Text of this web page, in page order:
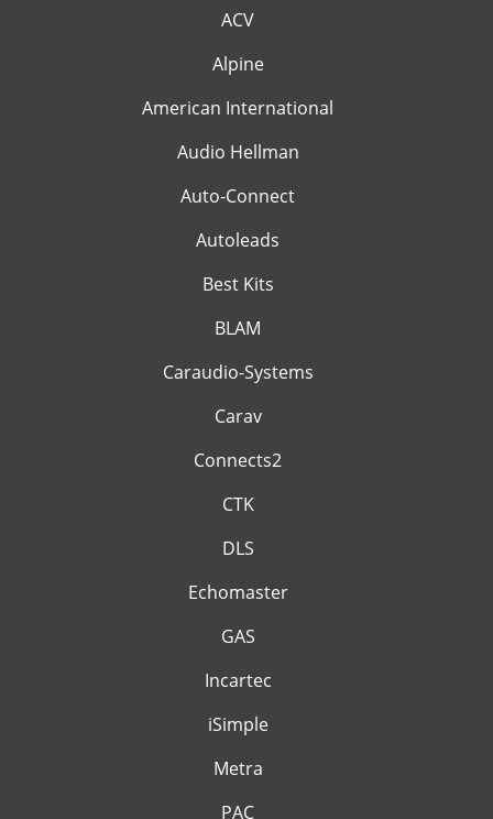
ACV
Alpine
American International
Audio Hellman
Auto-Connect
Autoleads
Best Kits
BLAM
Caraudio-Systems
Carav
Connects2
CTK
DLS
Echomaster
GAS
Incartec
iSimple
Metra
PAC